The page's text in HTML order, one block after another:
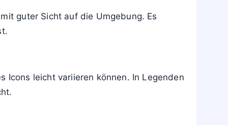
guter Sicht auf die Umgebung. Es
Icons leicht variieren können. In Legenden